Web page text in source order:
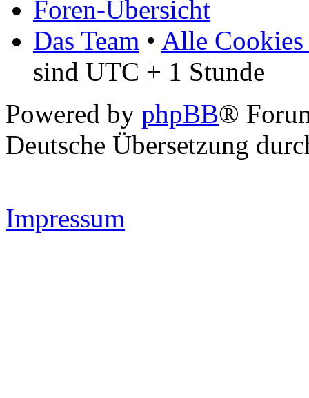
Foren-Übersicht
Das Team • Alle Cookies
sind UTC + 1 Stunde
Powered by phpBB®
Deutsche Übersetzung
Impressum